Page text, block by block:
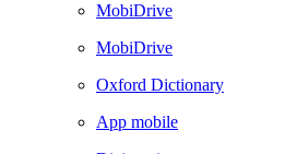
MobiDrive
MobiDrive
Oxford Dictionary
App mobile